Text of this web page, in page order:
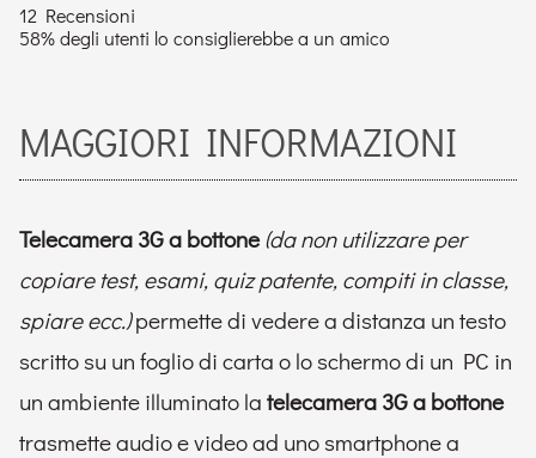
12 Recensioni
58% degli utenti lo consiglierebbe a un amico
MAGGIORI INFORMAZIONI
Telecamera 3G a bottone(da non utilizzare per
copiare test, esami, quiz patente, compiti in classe,
spiare ecc.)permette di vedere a distanza un testo
scritto su un foglio di carta o lo schermo di un PC in
un ambiente illuminato la telecamera 3G a bottone
trasmette audio e video ad uno smartphone a